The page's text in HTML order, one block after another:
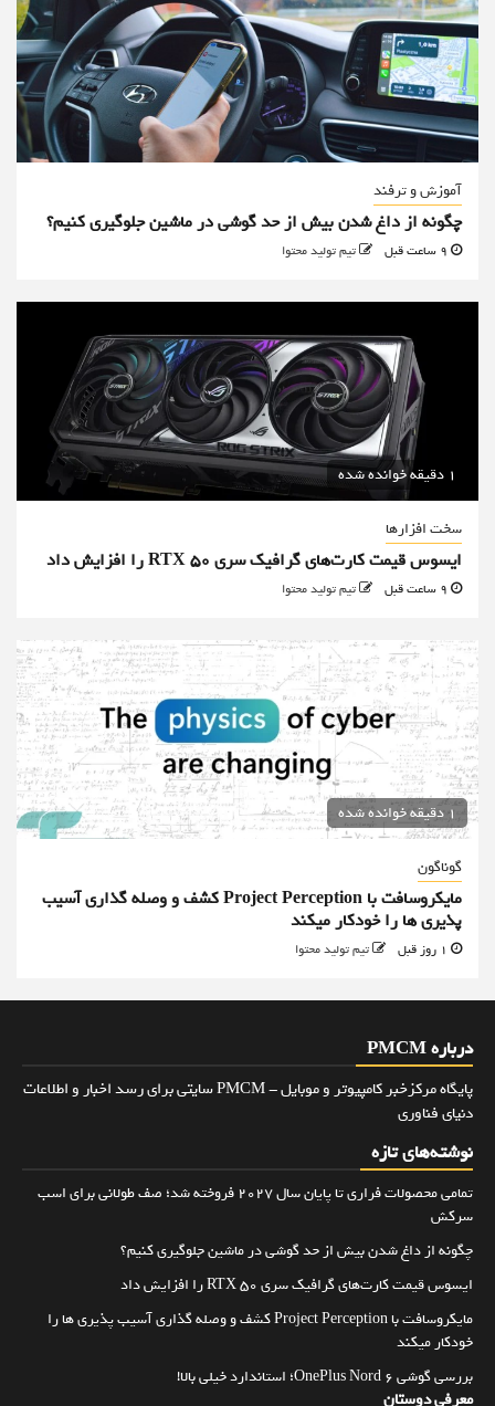
آموزش و ترفند
چگونه از داغ شدن بیش از حد گوشی در ماشین جلوگیری کنیم؟
تیم تولید محتوا
1 دقیقه خوانده شده
سخت افزارها
ایسوس قیمت کارت‌های گرافیک سری RTX 50 را افزایش داد
تیم تولید محتوا
1 دقیقه خوانده شده
گوناگون
مایکروسافت با Project Perception کشف و وصله گذاری آسیب
پذیری ها را خودکار میکند
تیم تولید محتوا
درباره PMCM
پایگاه مرکزخبر کامپیوتر و موبایل - PMCM سایتی برای رسد اخبار و اطلاعات
دنیای فناوری
نوشته‌های تازه
تمامی محصولات فراری تا پایان سال ۲۰۲۷ فروخته شد؛ صف طولانی برای اسب
سرکش
چگونه از داغ شدن بیش از حد گوشی در ماشین جلوگیری کنیم؟
ایسوس قیمت کارت‌های گرافیک سری RTX 50 را افزایش داد
مایکروسافت با Project Perception کشف و وصله گذاری آسیب پذیری ها را
خودکار میکند
بررسی گوشی OnePlus Nord 6؛ استاندارد خیلی بالا!
معرفی دوستان